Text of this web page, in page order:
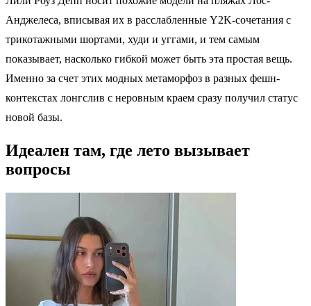
Анджелеса, вписывая их в расслабленные Y2K-сочетания с
трикотажными шортами, худи и уггами, и тем самым
показывает, насколько гибкой может быть эта простая вещь.
Именно за счет этих модных метаморфоз в разных фешн-
контекстах лонгслив с неровным краем сразу получил статус
новой базы.
Идеален там, где лето вызывает
вопросы